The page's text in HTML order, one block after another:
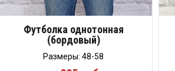
Футболка однотонная
(бордовый)
Размеры: 48-58